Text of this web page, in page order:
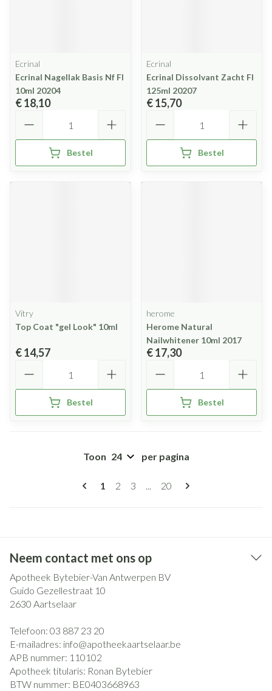
Ecrinal
Ecrinal Nagellak Basis Nf Fl
10ml 20204
€ 18,10
Bestel
Ecrinal
Ecrinal Dissolvant Zacht Fl
125ml 20207
€ 15,70
Bestel
Vitry
Top Coat "gel Look" 10ml
€ 14,57
Bestel
herome
Herome Natural
Nailwhitener 10ml 2017
€ 17,30
Bestel
Pagina's
U lees momenteel pagina
1 Pagina
2 Pagina
3 ... Pagina
20
Toon per pagina
Neem contact met ons op
Apotheek Bytebier-Van Antwerpen BV
Guido Gezellestraat 10
2630 Aartselaar
Telefoon: 03 887 23 20
E-mailadres: info@apotheekaartselaar.be
APB nummer: 110102
Apotheek titularis: Ronan Bytebier
BTW nummer: BE0403668963